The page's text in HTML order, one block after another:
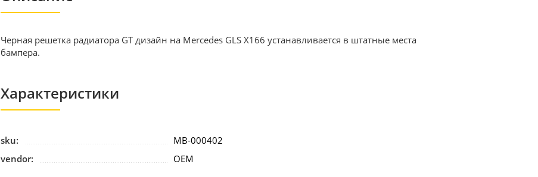
Черная решетка радиатора GT дизайн на Mercedes GLS X166 устанавливается в штатные места
бампера.
Характеристики
sku:
MB-000402
vendor:
OEM